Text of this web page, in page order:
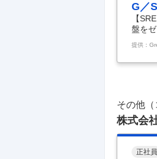
G／
【
盤を
社 -
◤お任
運用
て、
提供：
その他
株式会
正社員